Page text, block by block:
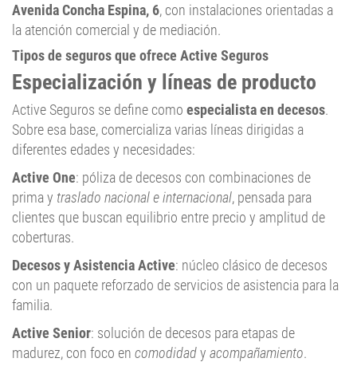
Avenida Concha Espina, 6, con instalaciones orientadas a
la atención comercial y de mediación.
Tipos de seguros que ofrece Active Seguros
Especialización y líneas de producto
Active Seguros se define como especialista en decesos.
Sobre esa base, comercializa varias líneas dirigidas a
diferentes edades y necesidades:
Active One: póliza de decesos con combinaciones de
prima y traslado nacional e internacional, pensada para
clientes que buscan equilibrio entre precio y amplitud de
coberturas.
Decesos y Asistencia Active: núcleo clásico de decesos
con un paquete reforzado de servicios de asistencia para la
familia.
Active Senior: solución de decesos para etapas de
madurez, con foco en comodidady acompañamiento.